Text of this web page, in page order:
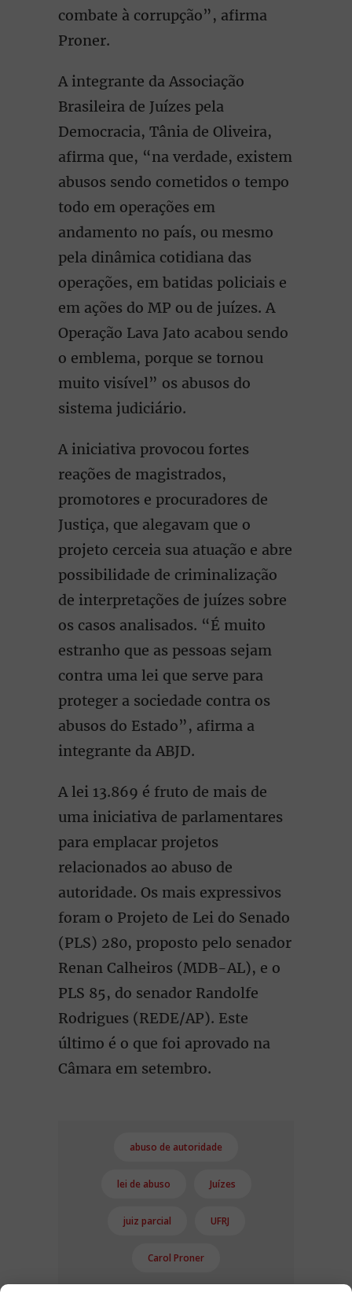
combate à corrupção”, afirma
Proner.
A integrante da Associação
Brasileira de Juízes pela
Democracia, Tânia de Oliveira,
afirma que, “na verdade, existem
abusos sendo cometidos o tempo
todo em operações em
andamento no país, ou mesmo
pela dinâmica cotidiana das
operações, em batidas policiais e
em ações do MP ou de juízes. A
Operação Lava Jato acabou sendo
o emblema, porque se tornou
muito visível” os abusos do
sistema judiciário.
A iniciativa provocou fortes
reações de magistrados,
promotores e procuradores de
Justiça, que alegavam que o
projeto cerceia sua atuação e abre
possibilidade de criminalização
de interpretações de juízes sobre
os casos analisados. “É muito
estranho que as pessoas sejam
contra uma lei que serve para
proteger a sociedade contra os
abusos do Estado”, afirma a
integrante da ABJD.
A lei 13.869 é fruto de mais de
uma iniciativa de parlamentares
para emplacar projetos
relacionados ao abuso de
autoridade. Os mais expressivos
foram o Projeto de Lei do Senado
(PLS) 280, proposto pelo senador
Renan Calheiros (MDB-AL), e o
PLS 85, do senador Randolfe
Rodrigues (REDE/AP). Este
último é o que foi aprovado na
Câmara em setembro.
abuso de autoridade
lei de abuso Juízes
juiz parcial UFRJ
Carol Proner